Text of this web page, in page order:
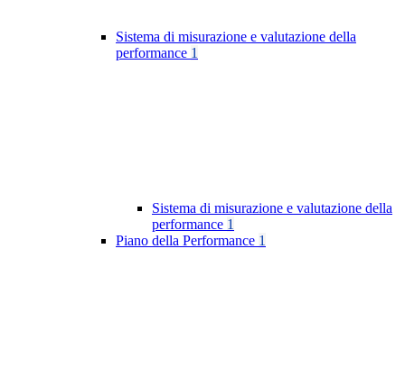
Sistema di misurazione e valutazione della
performance 1
Sistema di misurazione e valutazione della
performance 1
Piano della Performance 1